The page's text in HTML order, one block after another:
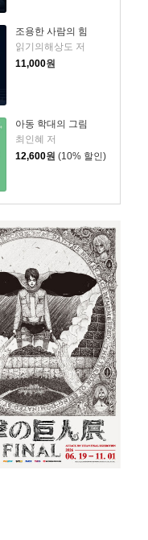
조용한 사람의 힘
읽기의해상도 저
11,000원
아동 학대의 그림
최인혜 저
12,600원 (10% 할인)